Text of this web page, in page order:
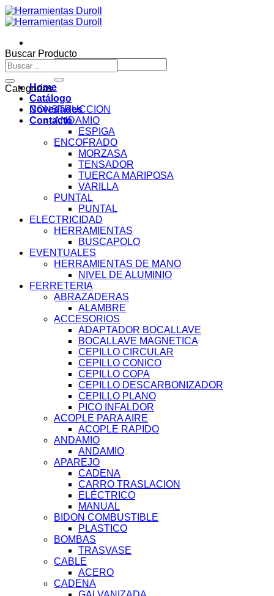
Buscar
por:
Home
Catálogo
Novedades
Contacto
Buscar Producto
Buscar
por:
Categorías
CONSTRUCCION
ANDAMIO
ESPIGA
ENCOFRADO
MORZASA
TENSADOR
TUERCA MARIPOSA
VARILLA
PUNTAL
PUNTAL
ELECTRICIDAD
HERRAMIENTAS
BUSCAPOLO
EVENTUALES
HERRAMIENTAS DE MANO
NIVEL DE ALUMINIO
FERRETERIA
ABRAZADERAS
ALAMBRE
ACCESORIOS
ADAPTADOR BOCALLAVE
BOCALLAVE MAGNETICA
CEPILLO CIRCULAR
CEPILLO CONICO
CEPILLO COPA
CEPILLO DESCARBONIZADOR
CEPILLO PLANO
PICO INFALDOR
ACOPLE PARA AIRE
ACOPLE RAPIDO
ANDAMIO
ANDAMIO
APAREJO
CADENA
CARRO TRASLACION
ELÉCTRICO
MANUAL
BIDON COMBUSTIBLE
PLASTICO
BOMBAS
TRASVASE
CABLE
ACERO
CADENA